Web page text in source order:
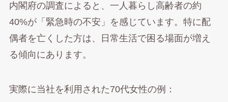
内閣府の調査によると、一人暮らし高齢者の約
40%が「緊急時の不安」を感じています。特に配
偶者を亡くした方は、日常生活で困る場面が増え
る傾向にあります。
実際に当社を利用された70代女性の例：